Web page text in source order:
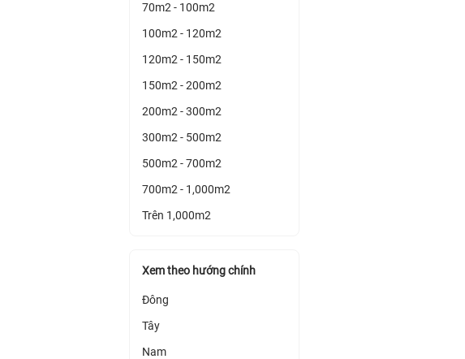
70m2 - 100m2
100m2 - 120m2
120m2 - 150m2
150m2 - 200m2
200m2 - 300m2
300m2 - 500m2
500m2 - 700m2
700m2 - 1,000m2
Trên 1,000m2
Xem theo hướng chính
Đông
Tây
Nam